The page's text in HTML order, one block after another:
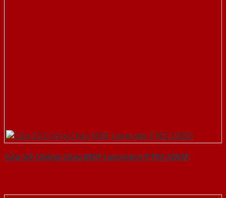
Cửa Gỗ Chống Cháy MDF Laminate P1R2 23029